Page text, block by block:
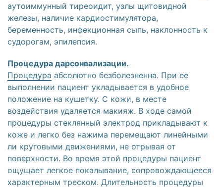
аутоиммунный тиреоидит, узлы щитовидной
железы, наличие кардиостимулятора,
беременность, инфекционная сыпь, наклонность к
судорогам, эпилепсия.
Процедура дарсонвализации.
Процедура абсолютно безболезненна. При ее
выполнении пациент укладывается в удобное
положение на кушетку. С кожи, в месте
воздействия удаляется макияж. В ходе самой
процедуры стеклянный электрод прикладывают к
коже и легко без нажима перемещают линейными
ли круговыми движениями, не отрывая от
поверхности. Во время этой процедуры пациент
ощущает легкое покалывание, сопровождающееся
характерным треском. Длительность процедуры